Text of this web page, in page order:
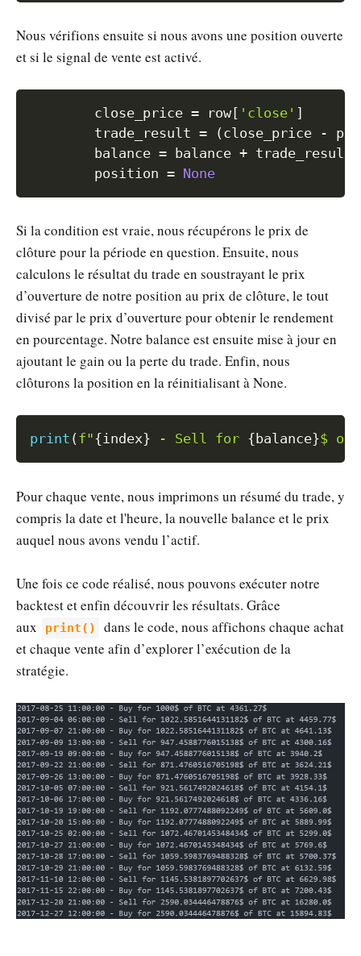
Nous vérifions ensuite si nous avons une position ouverte
et si le signal de vente est activé.
        close_price
= row[ 'close' ]
        trade_result
= (close_price -
        balance
= balance + trade_result
        position
= None
Si la condition est vraie, nous récupérons le prix de
clôture pour la période en question. Ensuite, nous
calculons le résultat du trade en soustrayant le prix
d’ouverture de notre position au prix de clôture, le tout
divisé par le prix d’ouverture pour obtenir le rendement
en pourcentage. Notre balance est ensuite mise à jour en
ajoutant le gain ou la perte du trade. Enfin, nous
clôturons la position en la réinitialisant à None.
print (f"{index} - Sell for { balance}$ of
Copy
Pour chaque vente, nous imprimons un résumé du trade, y
compris la date et l'heure, la nouvelle balance et le prix
auquel nous avons vendu l’actif.
Une fois ce code réalisé, nous pouvons exécuter notre
backtest et enfin découvrir les résultats. Grâce
aux
print()
dans le code, nous affichons chaque achat
et chaque vente afin d’explorer l’exécution de la
stratégie.